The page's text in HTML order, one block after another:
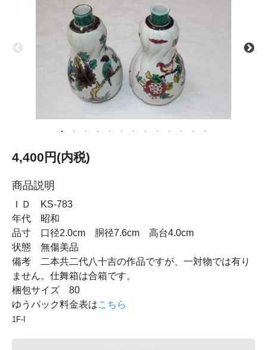
4,400円(内税)
商品説明
ＩＤ KS-783
年代 昭和
品寸 口径2.0cm 胴径7.6cm 高台4.0cm
状態 無傷美品
備考 二本共二代八十吉の作品ですが、一対物では有り
ません。仕舞箱は合箱です。
梱包サイズ 80
ゆうパック料金表はこちら
1F-I